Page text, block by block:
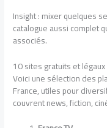
Insight : mixer quelques
catalogue aussi complet
associés.
10 sites gratuits et
Voici une sélection des
France, utiles pour
couvrent news, fiction,